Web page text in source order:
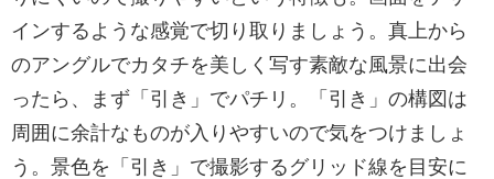
インするような感覚で切り取りましょう。真上から
のアングルでカタチを美しく写す素敵な風景に出会
ったら、まず「引き」でパチリ。「引き」の構図は
周囲に余計なものが入りやすいので気をつけましょ
う。景色を「引き」で撮影するグリッド線を目安に